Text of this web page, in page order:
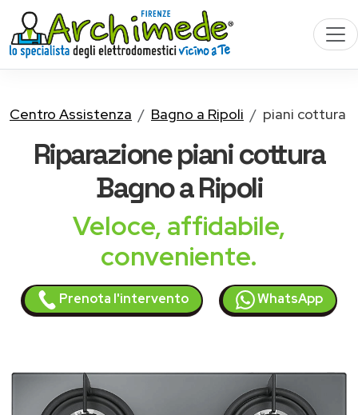
Centro Assistenza Bagno a Ripoli piani cottura
Riparazionepiani cottura
Bagno a Ripoli
Veloce, affidabile,
conveniente.
Prenota l'intervento WhatsApp